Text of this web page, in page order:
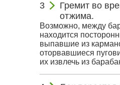
Гремит во
отжима.
Возможно, между
находится
выпавшие из
оторвавшиеся
их извлечь из